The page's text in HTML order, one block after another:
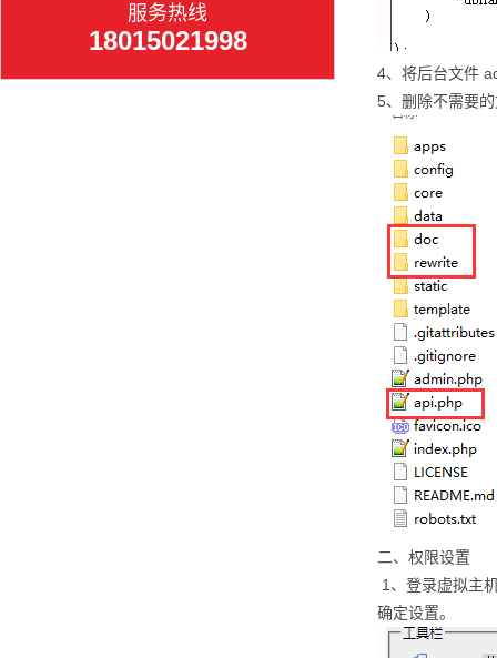
服务热线
18015021998
4、将后台文件
5、删除不需要
二、权限设置
1、登录虚拟主
确定设置。